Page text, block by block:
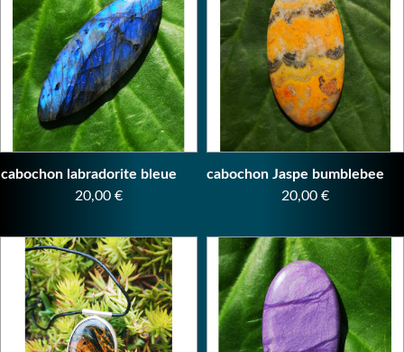
cabochon labradorite bleue
Prix
20,00 €
cabochon Jaspe bumblebee
Prix
20,00 €